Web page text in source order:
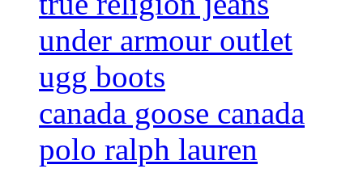
under armour outlet
ugg boots
canada goose canada
polo ralph lauren